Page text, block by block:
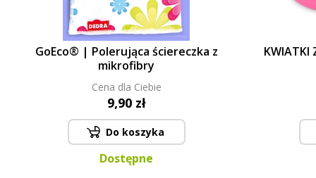
GoEco® | Polerująca ściereczka z
mikrofibry
Cena dla Ciebie
9,90 zł
Do koszyka
Dostępne